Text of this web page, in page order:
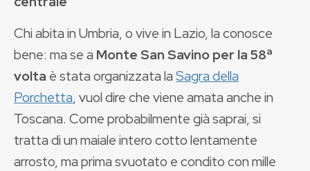
Chi abita in Umbria, o vive in Lazio, la conosce
bene: ma se a Monte San Savino per la 58ª
volta è stata organizzata laSagra della
Porchetta, vuol dire che viene amata anche in
Toscana. Come probabilmente già saprai, si
tratta di un maiale intero cotto lentamente
arrosto, ma prima svuotato e condito con mille